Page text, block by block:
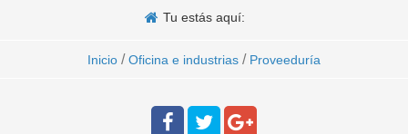
Tu estás aquí:
Inicio / Oficina e industrias / Proveeduría